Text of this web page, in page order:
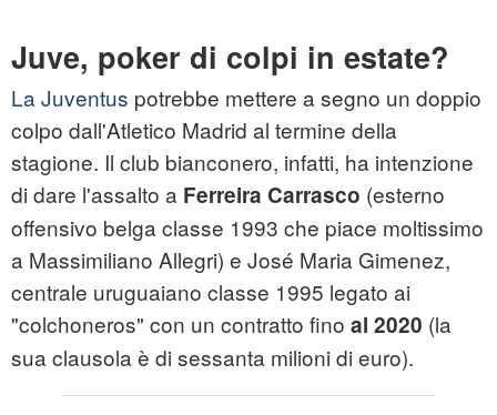
Juve, poker di colpi in estate?
La Juventus potrebbe mettere a segno un doppio
colpo dall'Atletico Madrid al termine della
stagione. Il club bianconero, infatti, ha intenzione
di dare l'assalto a Ferreira Carrasco (esterno
offensivo belga classe 1993 che piace moltissimo
a Massimiliano Allegri) e José Maria Gimenez,
centrale uruguaiano classe 1995 legato ai
"colchoneros" con un contratto fino al 2020 (la
sua clausola è di sessanta milioni di euro).